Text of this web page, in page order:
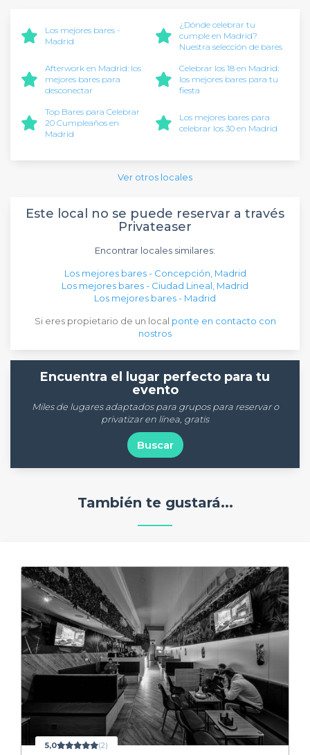
Los mejores bares -
Madrid
¿Dónde celebrar tu
cumple en Madrid?
Nuestra selección de bares
Afterwork en Madrid: los
mejores bares para
desconectar
Celebrar los 18 en Madrid:
los mejores bares para tu
fiesta
Top Bares para Celebrar
20 Cumpleaños en
Madrid
Los mejores bares para
celebrar los 30 en Madrid
Ver otros locales
Este local no se puede reservar a través
Privateaser
Encontrar locales similares:
Los mejores bares - Concepción, Madrid
Los mejores bares - Ciudad Lineal, Madrid
Los mejores bares - Madrid
Si eres propietario de un local ponte en contacto con
nostros
Encuentra el lugar perfecto para tu
evento
Miles de lugares adaptados para grupos para reservar o
privatizar en línea, gratis
Buscar
También te gustará...
5,0 (2)